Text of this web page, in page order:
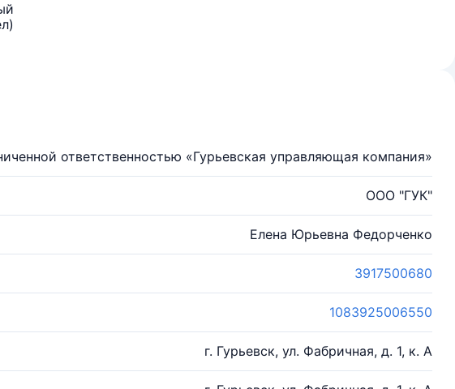
ответственностью «Гурьевская управляющая компания»
ООО "ГУК"
Елена Юрьевна Федорченко
3917500680
1083925006550
г. Гурьевск, ул. Фабричная, д. 1, к. А